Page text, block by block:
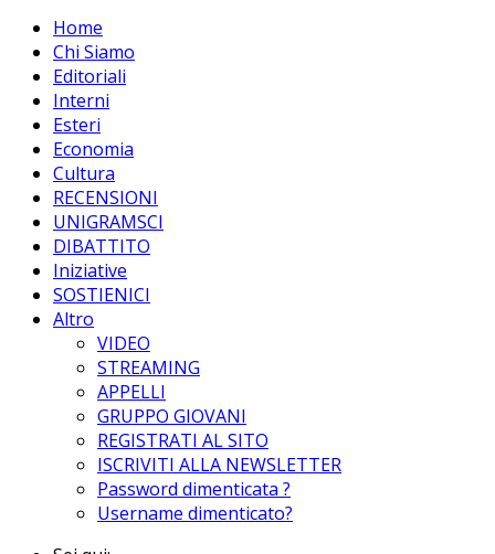
Home
Chi Siamo
Editoriali
Interni
Esteri
Economia
Cultura
RECENSIONI
UNIGRAMSCI
DIBATTITO
Iniziative
SOSTIENICI
Altro
VIDEO
STREAMING
APPELLI
GRUPPO GIOVANI
REGISTRATI AL SITO
ISCRIVITI ALLA NEWSLETTER
Password dimenticata ?
Username dimenticato?